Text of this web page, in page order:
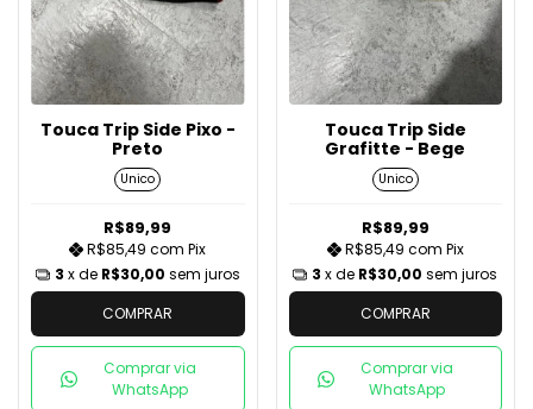
Touca Trip Side Pixo -
Preto
Unico
R$89,99
R$85,49com Pix
3 x de R$30,00 sem juros
COMPRAR
Comprar via
WhatsApp
Touca Trip Side
Grafitte - Bege
Unico
R$89,99
R$85,49 com Pix
3 x de R$30,00 sem juros
COMPRAR
Comprar via
WhatsApp